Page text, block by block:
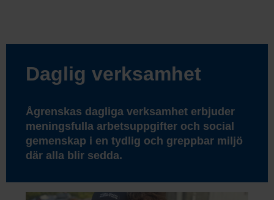
Daglig verksamhet
Ågrenskas dagliga verksamhet erbjuder
meningsfulla arbetsuppgifter och social
gemenskap i en tydlig och greppbar miljö
där alla blir sedda.